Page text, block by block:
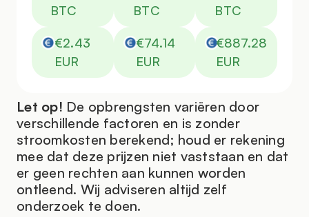
Rendement en prestaties
Het rendement van de MicroBT Whatsminer
M30S+ hangt af van verschillende factoren,
moeilijkheidsgraad van de mining blocks en de
kosten voor elektriciteit. Door zijn efficiënte
ontwerp en sterke prestaties biedt deze miner een
uitstekende mogelijkheid om een hoog rendement
te behalen, zowel voor individuele miners als voor
grotere mining-operaties. Hulpmiddelen zoals
Nicehash kunnen helpen bij het inschatten van de
BTC
€2.43
EUR
BTC
€74.14
EUR
BTC
€887.28
EUR
Let op! De opbrengsten variëren door
verschillende factoren en is zonder
stroomkosten berekend; houd er rekening
mee dat deze prijzen niet vaststaan en dat
er geen rechten aan kunnen worden
ontleend. Wij adviseren altijd zelf
onderzoek te doen.